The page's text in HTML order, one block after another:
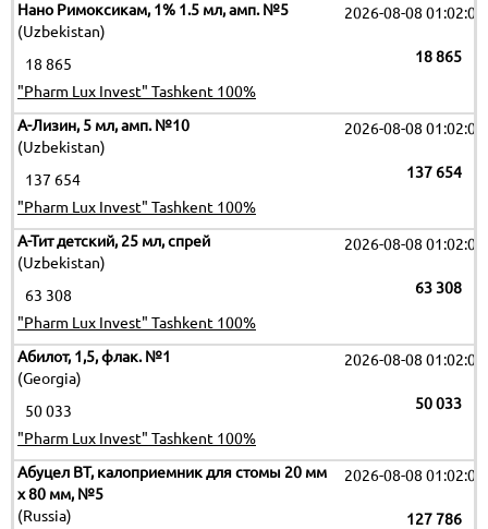
Нано Римоксикам, 1% 1.5 мл, амп. №5
(Uzbekistan)
2026-08-08 01:02:09
18 865
18 865
"Pharm Lux Invest" Tashkent 100%
А-Лизин, 5 мл, амп. №10
(Uzbekistan)
2026-08-08 01:02:09
137 654
137 654
"Pharm Lux Invest" Tashkent 100%
А-Тит детский, 25 мл, спрей
(Uzbekistan)
2026-08-08 01:02:09
63 308
63 308
"Pharm Lux Invest" Tashkent 100%
Абилот, 1,5, флак. №1
(Georgia)
2026-08-08 01:02:09
50 033
50 033
"Pharm Lux Invest" Tashkent 100%
Абуцел ВТ, калоприемник для стомы 20 мм
х 80 мм, №5
(Russia)
2026-08-08 01:02:09
127 786